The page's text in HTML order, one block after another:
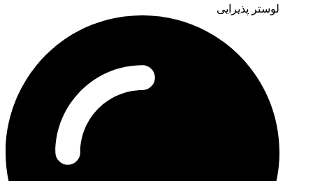
لوستر پذیرایی